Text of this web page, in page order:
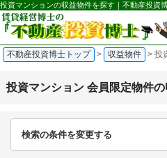
投資マンションの収益物件を探す｜不動産投資
不動産投資博士トップ > 収益物件 > 投
投資マンション 会員限定物件
検索の条件を変更する